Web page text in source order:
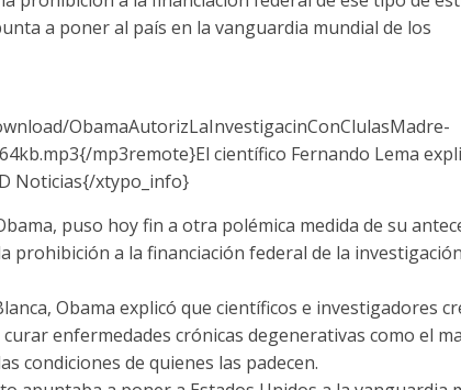
a poner al país en la vanguardia mundial de los
ObamaAutorizLaInvestigacinConClulasMadre-
mp3remote}El científico Fernando Lema
Noticias{/xtypo_info}
puso hoy fin a otra polémica medida de su
prohibición a la financiación federal de la
Obama explicó que científicos e investigadores
enfermedades crónicas degenerativas como el
condiciones de quienes las padecen.